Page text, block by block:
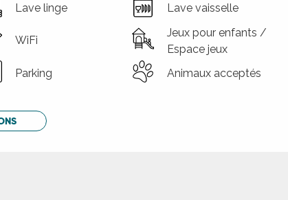
Lave linge Lave vaisselle
WiFi
Jeux pour enfants /
Espace jeux
Parking Animaux acceptés